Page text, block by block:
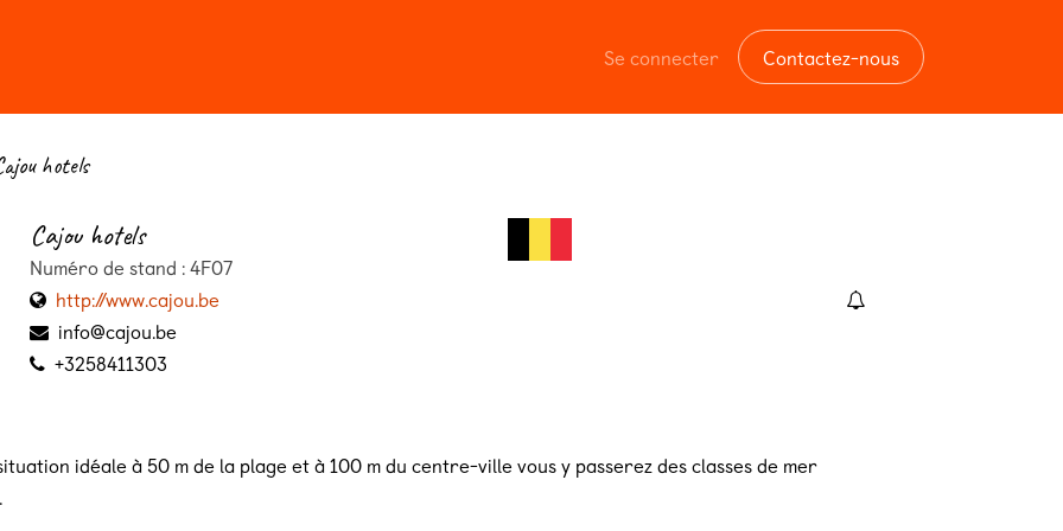
Se connecter Contactez-nous
hotels
Cajou hotels
Numéro de stand : 4F07
http://www.cajou.be
info@cajou.be
+3258411303
idéale à 50 m de la plage et à 100 m du centre-ville vous y passerez des classes de mer